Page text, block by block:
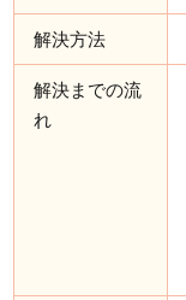
解決方法
解決までの流
れ